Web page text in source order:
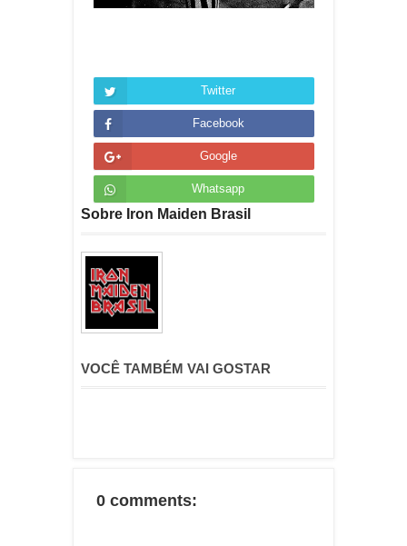
Twitter
Facebook
Google
Whatsapp
Sobre Iron Maiden Brasil
VOCÊ TAMBÉM VAI GOSTAR
0 comments: